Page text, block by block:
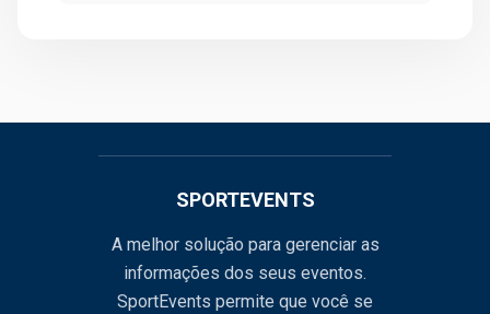
SPORTEVENTS
A melhor solução para gerenciar as
informações dos seus eventos.
SportEvents permite que você se